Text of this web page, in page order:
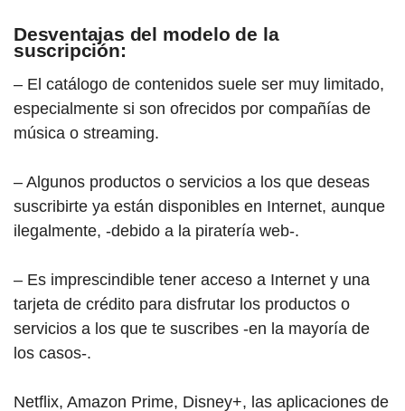
Desventajas del modelo de la
suscripción:
– El catálogo de contenidos suele ser muy limitado,
especialmente si son ofrecidos por compañías de
música o streaming.
– Algunos productos o servicios a los que deseas
suscribirte ya están disponibles en Internet, aunque
ilegalmente, -debido a la piratería web-.
– Es imprescindible tener acceso a Internet y una
tarjeta de crédito para disfrutar los productos o
servicios a los que te suscribes -en la mayoría de
los casos-.
Netflix, Amazon Prime, Disney+, las aplicaciones de